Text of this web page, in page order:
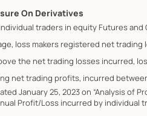
On Derivatives
traders in equity Futures
loss makers registered net trading
the net trading losses incurred,
net trading profits, incurred
January 25, 2023 on “Analysis of
Profit/Loss incurred by individual